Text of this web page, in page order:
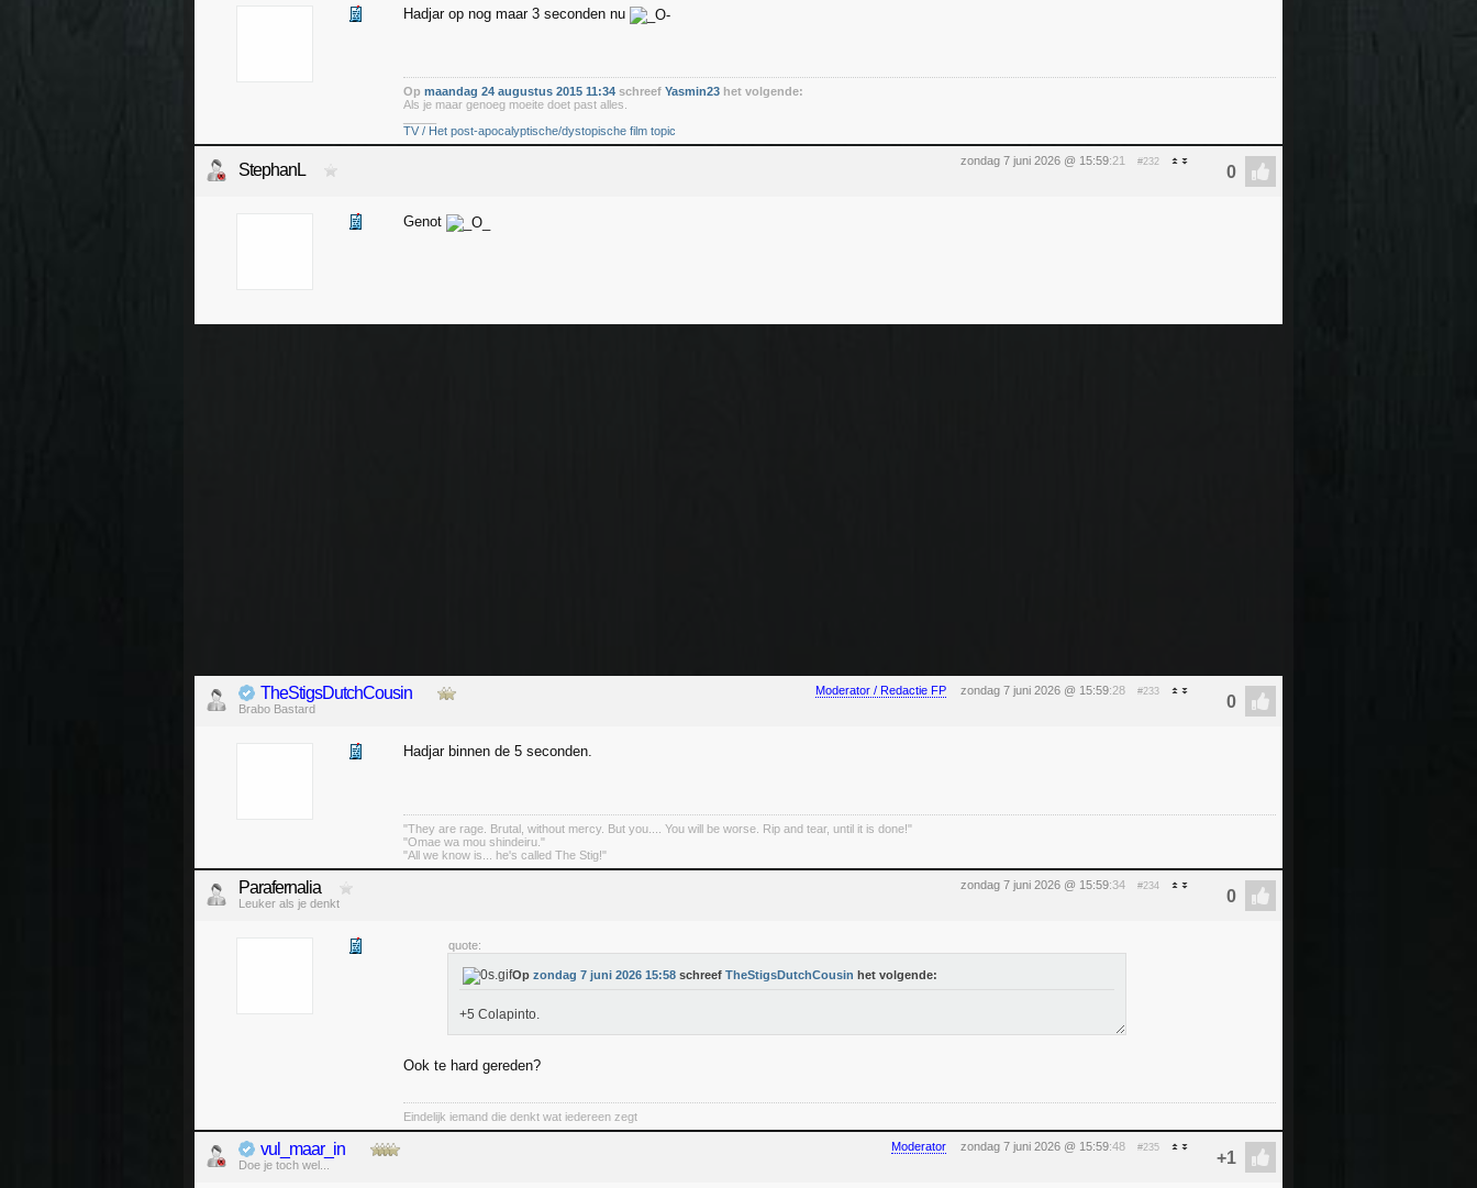
Hadjar op nog maar 3 seconden nu
Op maandag 24 augustus 2015 11:34 schreef Yasmin23 het volgende:
Als je maar genoeg moeite doet past alles.
TV / Het post-apocalyptische/dystopische film topic
zondag 7 juni 2026 @ 15:59:21 #232
StephanL
Genot
Moderator / Redactie FP zondag 7 juni 2026 @ 15:59:28 #233
TheStigsDutchCousin
Brabo Bastard
Hadjar binnen de 5 seconden.
"They are rage. Brutal, without mercy. But you.... You will be worse. Rip and tear, until it is done!"
"Omae wa mou shindeiru."
"All we know is... he's called The Stig!"
zondag 7 juni 2026 @ 15:59:34 #234
Parafernalia
Leuker als je denkt
quote:
Op zondag 7 juni 2026 15:58 schreef TheStigsDutchCousin het volgende:
+5 Colapinto.
Ook te hard gereden?
Eindelijk iemand die denkt wat iedereen zegt
Moderator zondag 7 juni 2026 @ 15:59:48 #235
vul_maar_in
Doe je toch wel...